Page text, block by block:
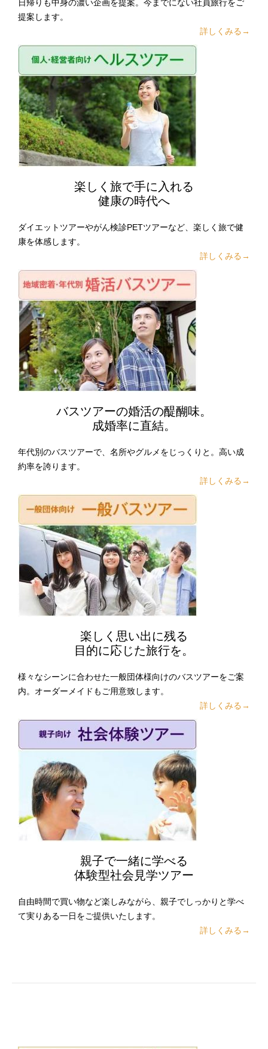
日帰りも中身の濃い企画を提案。今までにない社員旅行をご
提案します。
詳しくみる→
楽しく旅で手に入れる
健康の時代へ
ダイエットツアーやがん検診PETツアーなど、楽しく旅で健
康を体感します。
詳しくみる→
バスツアーの婚活の醍醐味。
成婚率に直結。
年代別のバスツアーで、名所やグルメをじっくりと。高い成
約率を誇ります。
詳しくみる→
楽しく思い出に残る
目的に応じた旅行を。
様々なシーンに合わせた一般団体様向けのバスツアーをご案
内。オーダーメイドもご用意致します。
詳しくみる→
親子で一緒に学べる
体験型社会見学ツアー
自由時間で買い物など楽しみながら、親子でしっかりと学べ
て実りある一日をご提供いたします。
詳しくみる→